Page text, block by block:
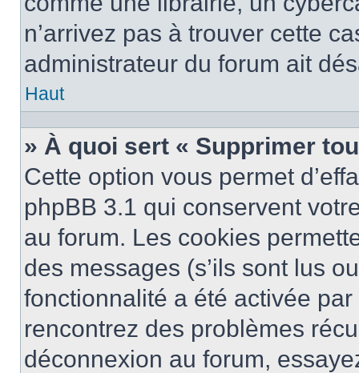
n’arrivez pas à trouver cette
administrateur du forum ait
Haut
» À quoi sert « Supprimer
Cette option vous permet
phpBB 3.1 qui conservent
au forum. Les cookies
des messages (s’ils sont lus
fonctionnalité a été activée
rencontrez des problèmes
déconnexion au forum,